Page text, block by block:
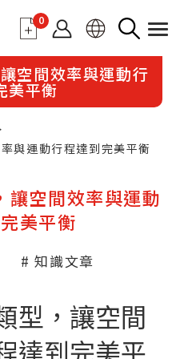
0
空間效率與運動行
美平衡
與運動行程達到完美平衡
讓空間效率與運動
美平衡
# 知識文章
型，讓空間
達到完美平